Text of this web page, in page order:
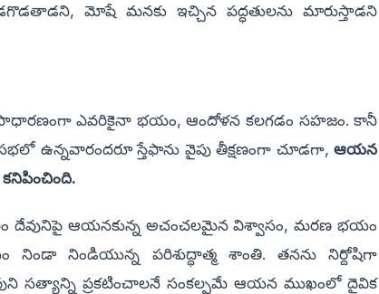
మోషే మనకు ఇచ్చిన పద్ధతులను మారుస్తాడని
సాధారణంగా ఎవరికైనా భయం, ఆందోళన కలగడం సహజం. కానీ
ఉన్నవారందరూ స్తేఫాను వైపు తీక్షణంగా చూడగా,ఆయన
దేవునిపై ఆయనకున్న అచంచలమైన విశ్వాసం, మరణ భయం
నిండియున్న పరిశుద్ధాత్మ శాంతి. తనను నిర్దోషిగా
సత్యాన్ని ప్రకటించాలనే సంకల్పమే ఆయన ముఖంలో దైవిక